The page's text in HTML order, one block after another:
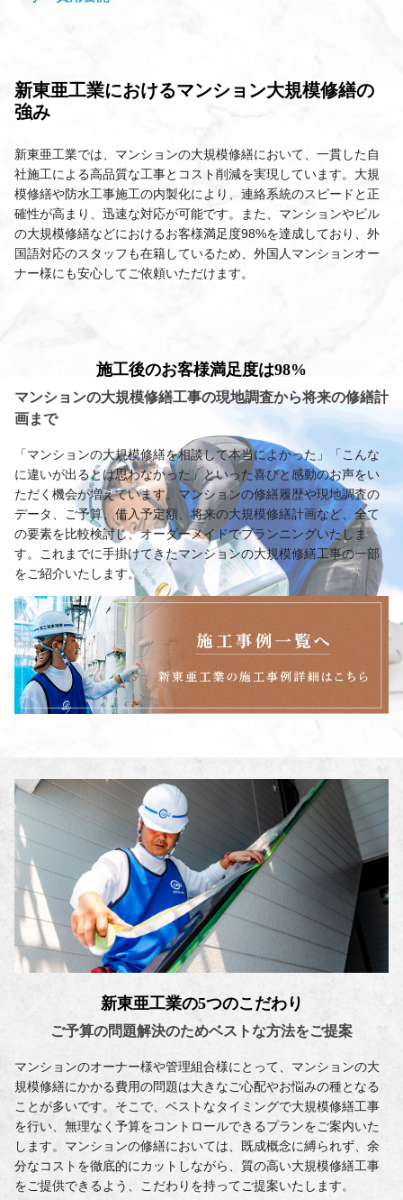
新東亜工業におけるマンション大規模修繕の
強み
新東亜工業では、マンションの大規模修繕において、一貫した自
社施工による高品質な工事とコスト削減を実現しています。大規
模修繕や防水工事施工の内製化により、連絡系統のスピードと正
確性が高まり、迅速な対応が可能です。また、マンションやビル
の大規模修繕などにおけるお客様満足度98%を達成しており、外
国語対応のスタッフも在籍しているため、外国人マンションオー
ナー様にも安心してご依頼いただけます。
施工後のお客様満足度は98%
マンションの大規模修繕工事の現地調査から将来の修繕計
画まで
「マンションの大規模修繕を相談して本当によかった」「こんな
に違いが出るとは思わなかった」といった喜びと感動のお声をい
ただく機会が増えています。マンションの修繕履歴や現地調査の
データ、ご予算、借入予定額、将来の大規模修繕計画など、全て
の要素を比較検討し、オーダーメイドでプランニングいたしま
す。これまでに手掛けてきたマンションの大規模修繕工事の一部
をご紹介いたします。
新東亜工業の5つのこだわり
ご予算の問題解決のためベストな方法をご提案
マンションのオーナー様や管理組合様にとって、マンションの大
規模修繕にかかる費用の問題は大きなご心配やお悩みの種となる
ことが多いです。そこで、ベストなタイミングで大規模修繕工事
を行い、無理なく予算をコントロールできるプランをご案内いた
します。マンションの修繕においては、既成概念に縛られず、余
分なコストを徹底的にカットしながら、質の高い大規模修繕工事
をご提供できるよう、こだわりを持ってご提案いたします。